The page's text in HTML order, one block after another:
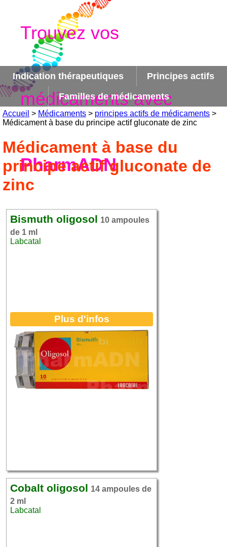
Trouvez vos
médicaments avec
PharmADN
Indication thérapeutiques
Principes actifs
Familles de médicaments
Accueil > Médicaments > principes actifs de médicaments >
Médicament à base du principe actif gluconate de zinc
Médicament à base du
principe actif gluconate de
zinc
Bismuth oligosol 10 ampoules
de 1 ml
Labcatal
Plus d'infos
Cobalt oligosol 14 ampoules de
2 ml
Labcatal